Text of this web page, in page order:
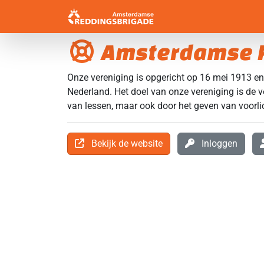
Amsterdamse
Onze vereniging is opgericht op 16 mei 1913
Nederland. Het doel van onze vereniging is de
van lessen, maar ook door het geven van
Bekijk de website Inloggen